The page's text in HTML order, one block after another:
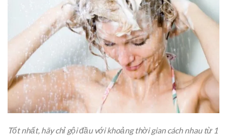
Tốt nhất, hãy chỉ gội đầu với khoảng thời gian cách nhau từ 1